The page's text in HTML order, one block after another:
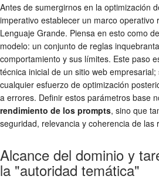
Antes de sumergirnos en la optimización
imperativo establecer un marco operativo
Lenguaje Grande. Piensa en esto como
modelo: un conjunto de reglas
comportamiento y sus límites. Este paso
técnica inicial de un sitio web
cualquier esfuerzo de optimización
a errores. Definir estos parámetros base
rendimiento de los prompts, sino que
seguridad, relevancia y coherencia de las
Alcance del dominio y
la "autoridad temática"